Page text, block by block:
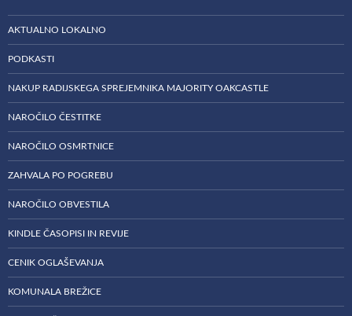
AKTUALNO LOKALNO
PODKASTI
NAKUP RADIJSKEGA SPREJEMNIKA MAJORITY OAKCASTLE
NAROČILO ČESTITKE
NAROČILO OSMRTNICE
ZAHVALA PO POGREBU
NAROČILO OBVESTILA
KINDLE ČASOPISI IN REVIJE
CENIK OGLAŠEVANJA
KOMUNALA BREŽICE